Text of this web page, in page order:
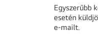
Egyszerűbb
esetén
e-mailt.